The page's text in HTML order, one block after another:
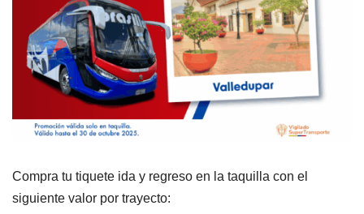
Compra tu tiquete ida y regreso en la taquilla con el
siguiente valor por trayecto: